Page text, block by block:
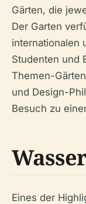
Gärten, die
Der Garten
internationalen
Studenten und
Themen-
und Design-
Besuch zu
Eines der